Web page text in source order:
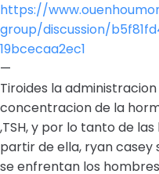
https://
group/discussion/
19bcecaa2ec1
—
Tiroides la
concentracion de la
,TSH, y por lo tanto de
partir de ella, ryan casey
se enfrentan los